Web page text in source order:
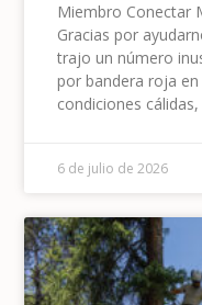
Miembro Conectar
Gracias por
trajo un número
por bandera roja
condiciones
de incendios.
6 de julio de 2026